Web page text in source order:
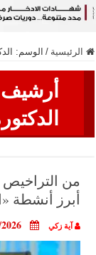
الرئيسية / الوسم:
من التراخيص
أبرز أنشطة
آية زكي 07/08/2026